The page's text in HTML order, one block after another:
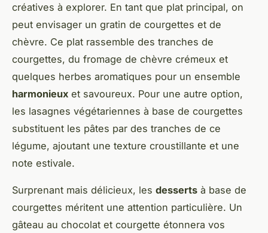
créatives à explorer. En tant que plat principal, on
peut envisager un gratin de courgettes et de
chèvre. Ce plat rassemble des tranches de
courgettes, du fromage de chèvre crémeux et
quelques herbes aromatiques pour un ensemble
harmonieux et savoureux. Pour une autre option,
les lasagnes végétariennes à base de courgettes
substituent les pâtes par des tranches de ce
légume, ajoutant une texture croustillante et une
note estivale.
Surprenant mais délicieux, les desserts à base de
courgettes méritent une attention particulière. Un
gâteau au chocolat et courgette étonnera vos